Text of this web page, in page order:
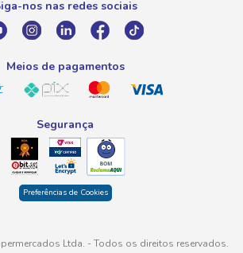
nos nas redes sociais
Meios de pagamentos
Segurança
Preferências de Cookies
Ltda. - Todos os direitos reservados.